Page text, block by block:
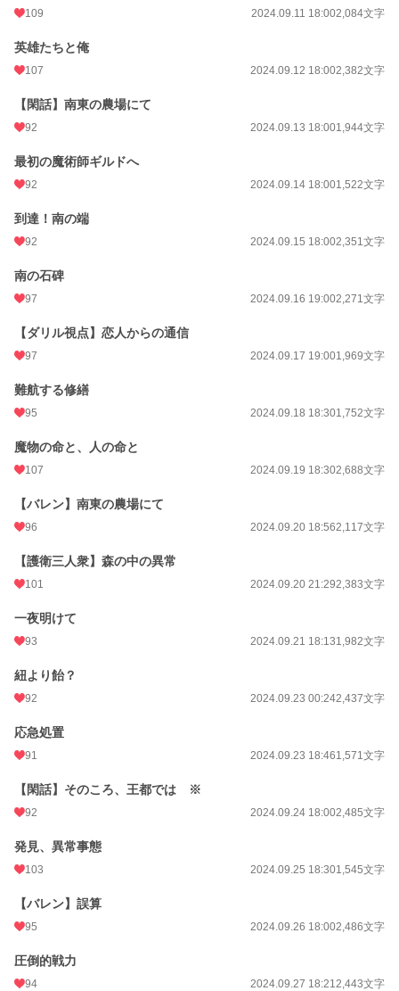
109 2024.09.11 18:002,084文字
英雄たちと俺
107 2024.09.12 18:002,382文字
【閑話】南東の農場にて
92 2024.09.13 18:001,944文字
最初の魔術師ギルドへ
92 2024.09.14 18:001,522文字
到達！南の端
92 2024.09.15 18:002,351文字
南の石碑
97 2024.09.16 19:002,271文字
【ダリル視点】恋人からの通信
97 2024.09.17 19:001,969文字
難航する修繕
95 2024.09.18 18:301,752文字
魔物の命と、人の命と
107 2024.09.19 18:302,688文字
【バレン】南東の農場にて
96 2024.09.20 18:562,117文字
【護衛三人衆】森の中の異常
101 2024.09.20 21:292,383文字
一夜明けて
93 2024.09.21 18:131,982文字
紐より飴？
92 2024.09.23 00:242,437文字
応急処置
91 2024.09.23 18:461,571文字
【閑話】そのころ、王都では ※
92 2024.09.24 18:002,485文字
発見、異常事態
103 2024.09.25 18:301,545文字
【バレン】誤算
95 2024.09.26 18:002,486文字
圧倒的戦力
94 2024.09.27 18:212,443文字